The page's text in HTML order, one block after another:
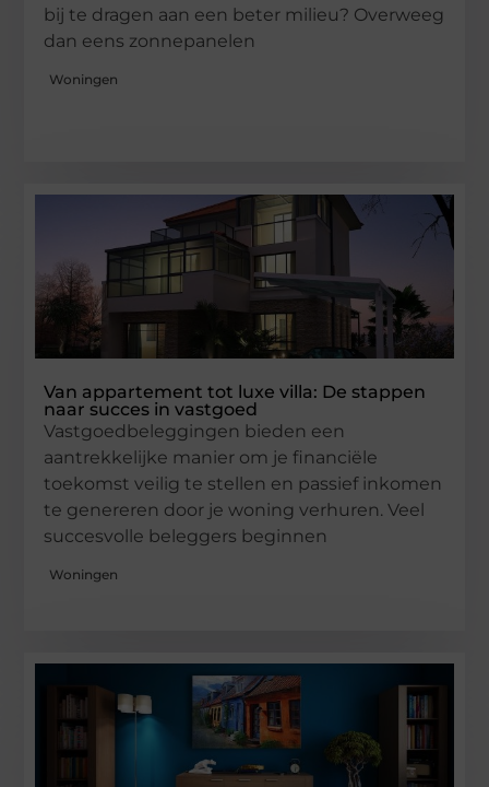
bij te dragen aan een beter milieu? Overweeg
dan eens zonnepanelen
Woningen
Van appartement tot luxe villa: De stappen
naar succes in vastgoed
Vastgoedbeleggingen bieden een
aantrekkelijke manier om je financiële
toekomst veilig te stellen en passief inkomen
te genereren door je woning verhuren. Veel
succesvolle beleggers beginnen
Woningen